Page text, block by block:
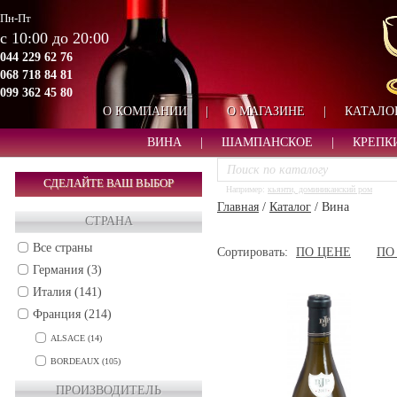
Пн-Пт
с 10:00 до 20:00
044 229 62 76
068 718 84 81
099 362 45 80
О КОМПАНИИ
| О МАГАЗИНЕ |
ВИНА ШАМПАНСКОЕ
СДЕЛАЙТЕ ВАШ ВЫБОР
СТРАНА
Все страны
Германия (3)
Италия (141)
Франция (214)
ALSACE (14)
BORDEAUX (105)
BURGUNDY (36)
ПРОИЗВОДИТЕЛЬ
Например: кьянти, доминиканский ром
Главная / Каталог / Вина
Сортировать: ПО ЦЕНЕ ПО